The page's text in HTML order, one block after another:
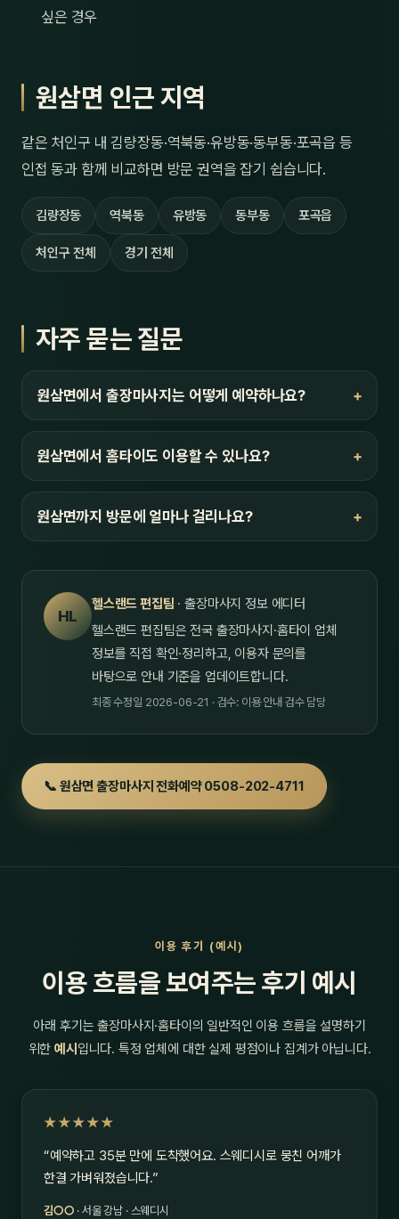
싶은 경우
원삼면 인근 지역
같은 처인구 내 김량장동·역북동·유방동·동부동·포곡읍 등
인접 동과 함께 비교하면 방문 권역을 잡기 쉽습니다.
김량장동 역북동 유방동 동부동 포곡읍
처인구 전체 경기 전체
자주 묻는 질문
원삼면에서 출장마사지는 어떻게 예약하나요?
원삼면에서 홈타이도 이용할 수 있나요?
원삼면까지 방문에 얼마나 걸리나요?
HL
헬스랜드 편집팀 · 출장마사지 정보 에디터
헬스랜드 편집팀은 전국 출장마사지·홈타이 업체
정보를 직접 확인·정리하고, 이용자 문의를
바탕으로 안내 기준을 업데이트합니다.
최종 수정일 2026-06-21 · 검수: 이용 안내 검수 담당
📞 원삼면 출장마사지 전화예약 0508-202-4711
이용 후기 (예시)
이용 흐름을 보여주는 후기 예시
아래 후기는 출장마사지·홈타이의 일반적인 이용 흐름을 설명하기
위한예시 입니다. 특정 업체에 대한 실제 평점이나 집계가 아닙니다.
★★★★★
“예약하고 35분 만에 도착했어요. 스웨디시로 뭉친 어깨가
한결 가벼워졌습니다.”
김○○ · 서울 강남 · 스웨디시